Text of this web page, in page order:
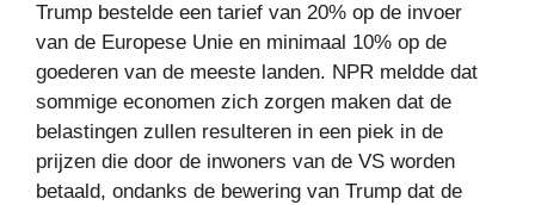
Trump bestelde een tarief van 20% op de invoer
van de Europese Unie en minimaal 10% op de
goederen van de meeste landen. NPR meldde dat
sommige economen zich zorgen maken dat de
belastingen zullen resulteren in een piek in de
prijzen die door de inwoners van de VS worden
betaald, ondanks de bewering van Trump dat de